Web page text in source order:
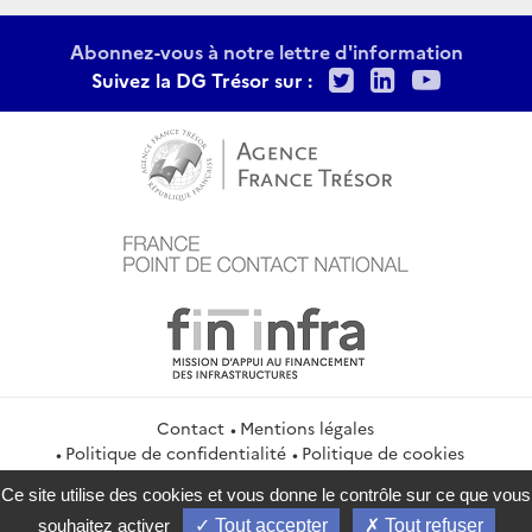
Abonnez-vous à notre lettre d'information
Suivez la DG Trésor sur :
TwitterLinkedIn
Contact
Mentions légales
Politique de confidentialité
Politique de cookies
Gestion des cookies
Flux RSS
service-public.gouv.fr
legifrance.gouv.fr info.gouv.fr
Ce site utilise des cookies et vous donne le contrôle sur ce que vous
souhaitez activer
Tout accepter Tout refuser